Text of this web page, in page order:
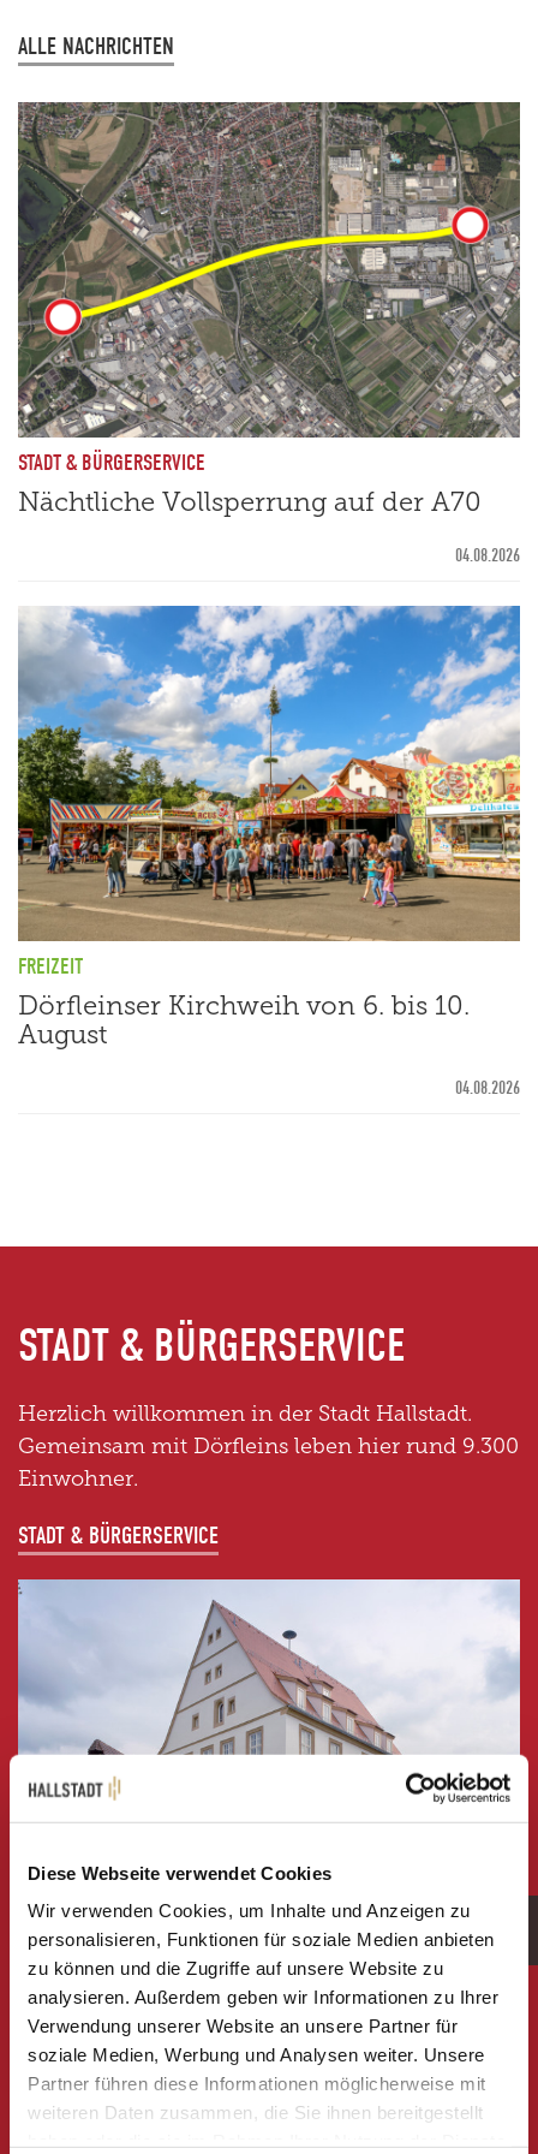
Diese Webseite verwendet Cookies
Wir verwenden Cookies, um Inhalte und Anzeigen zu
personalisieren, Funktionen für soziale Medien anbieten
zu können und die Zugriffe auf unsere Website zu
analysieren. Außerdem geben wir Informationen zu Ihrer
Verwendung unserer Website an unsere Partner für
soziale Medien, Werbung und Analysen weiter. Unsere
Partner führen diese Informationen möglicherweise mit
weiteren Daten zusammen, die Sie ihnen bereitgestellt
ALLE NACHRICHTEN
STADT & BÜRGERSERVICE
Nächtliche Vollsperrung auf der A70
04.08.2026
FREIZEIT
Dörfleinser Kirchweih von 6. bis 10.
August
04.08.2026
STADT & BÜRGERSERVICE
Herzlich willkommen in der Stadt Hallstadt.
Gemeinsam mit Dörfleins leben hier rund 9.300
Einwohner.
STADT & BÜRGERSERVICE
ZU DEN ANSPRECHPARTNERN
ÖFFNUNGSZEITEN RATHAUS
Montag-Freitag: 8 Uhr - 12 Uhr